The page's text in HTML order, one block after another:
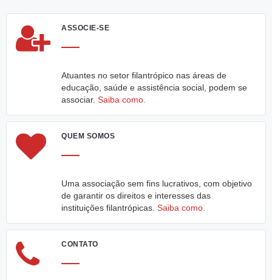
ASSOCIE-SE
Atuantes no setor filantrópico nas áreas de
educação, saúde e assistência social, podem se
associar. Saiba como.
QUEM SOMOS
Uma associação sem fins lucrativos, com objetivo
de garantir os direitos e interesses das
instituições filantrópicas. Saiba como.
CONTATO